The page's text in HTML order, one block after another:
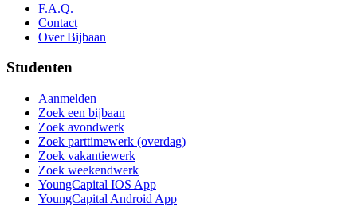
F.A.Q.
Contact
Over Bijbaan
Studenten
Aanmelden
Zoek een bijbaan
Zoek avondwerk
Zoek parttimewerk (overdag)
Zoek vakantiewerk
Zoek weekendwerk
YoungCapital IOS App
YoungCapital Android App